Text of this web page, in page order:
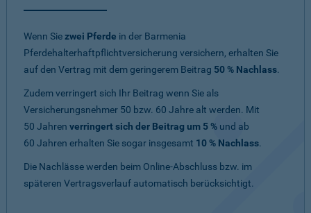
Wenn Siezwei Pferde in der Barmenia
Pferdehalterhaftpflichtversicherung versichern, erhalten Sie
auf den Vertrag mit dem geringerem Beitrag 50 % Nachlass.
Zudem verringert sich Ihr Beitrag wenn Sie als
Versicherungsnehmer 50 bzw. 60 Jahre alt werden. Mit
50 Jahren verringert sich der Beitrag um 5 % und ab
60 Jahren erhalten Sie sogar insgesamt 10 % Nachlass.
Die Nachlässe werden beim Online-Abschluss bzw. im
späteren Vertragsverlauf automatisch berücksichtigt.